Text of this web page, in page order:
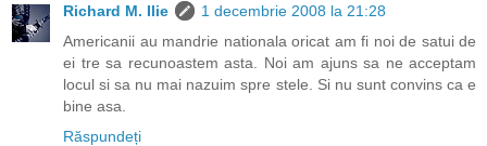
Richard M. Ilie
1 decembrie 2008 la 21:28
Americanii au mandrie nationala oricat am fi noi de satui de
ei tre sa recunoastem asta. Noi am ajuns sa ne acceptam
locul si sa nu mai nazuim spre stele. Si nu sunt convins ca e
bine asa.
Răspundeți